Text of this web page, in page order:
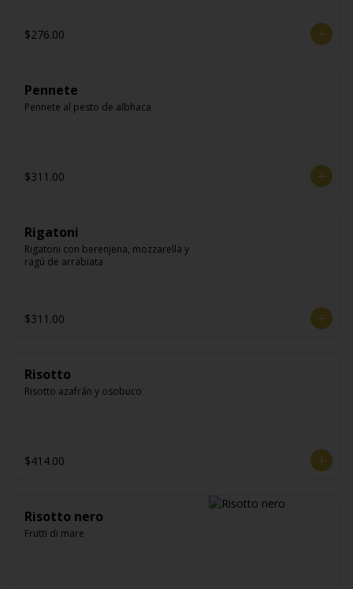
$276.00
Pennete
Pennete al pesto de albhaca
$311.00
Rigatoni
Rigatoni con berenjena, mozzarella y
ragú de arrabiata
$311.00
Risotto
Risotto azafrán y osobuco
$414.00
Risotto nero
Frutti di mare